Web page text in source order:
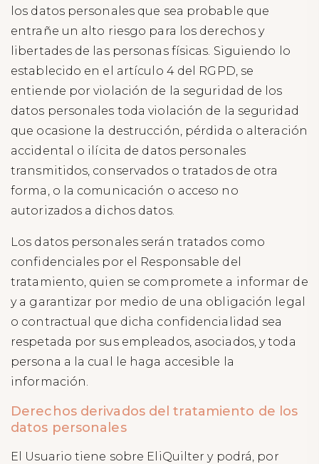
los datos personales que sea probable que
entrañe un alto riesgo para los derechos y
libertades de las personas físicas. Siguiendo lo
establecido en el artículo 4 del RGPD, se
entiende por violación de la seguridad de los
datos personales toda violación de la seguridad
que ocasione la destrucción, pérdida o alteración
accidental o ilícita de datos personales
transmitidos, conservados o tratados de otra
forma, o la comunicación o acceso no
autorizados a dichos datos.
Los datos personales serán tratados como
confidenciales por el Responsable del
tratamiento, quien se compromete a informar de
y a garantizar por medio de una obligación legal
o contractual que dicha confidencialidad sea
respetada por sus empleados, asociados, y toda
persona a la cual le haga accesible la
información.
Derechos derivados del tratamiento de los
datos personales
El Usuario tiene sobre EliQuilter y podrá, por